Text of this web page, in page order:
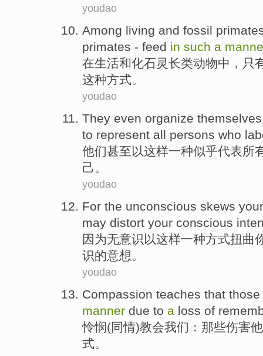
youdao
Among living and fossil
primates - feed in such a
在生活和化石灵长类动物中， 只
这种方式。
youdao
They even organize themselves
to represent all persons who
他们甚至以这样一种似乎代表所
己。
youdao
For the unconscious skews your
may distort your conscious
因为无意识 以这样一种方式扭曲
识的意想。
youdao
Compassion teaches that those
manner due to a loss of
怜悯(同情)教会我们 ： 那些伤害
式。